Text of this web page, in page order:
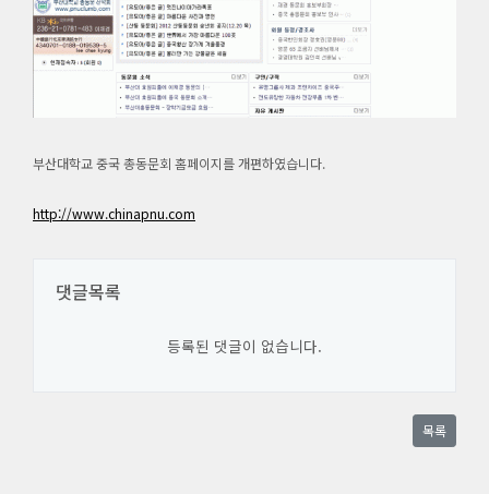
부산대학교 중국 총동문회 홈페이지를 개편하였습니다.
http://www.chinapnu.com
댓글목록
등록된 댓글이 없습니다.
목록